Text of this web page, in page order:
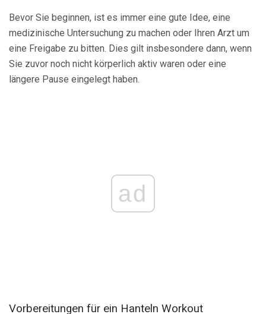
Bevor Sie beginnen, ist es immer eine gute Idee, eine
medizinische Untersuchung zu machen oder Ihren Arzt um
eine Freigabe zu bitten. Dies gilt insbesondere dann, wenn
Sie zuvor noch nicht körperlich aktiv waren oder eine
längere Pause eingelegt haben.
ad
Vorbereitungen für ein Hanteln Workout